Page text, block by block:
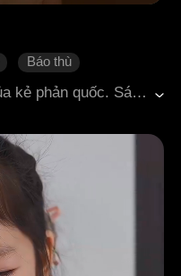
Báo thù
Olivia bị gắn mác là con gái của kẻ phản quốc. Sáu năm trước, cha cô bị vu oan rồi xử tử, còn cô bị đày thành một Omega nô lệ. Trong gia tộc, cô phải chịu đủ mọi cực hình, đặc biệt là từ ba anh em sinh ba Lucas, Alex và Benjamin. Nhưng khi bước sang tuổi mười tám và thức tỉnh, Olivia phát hiện ba người họ lại chính là bạn đời định mệnh của mình. Họ không chỉ từ chối cô mà còn ra sức sỉ nhục, chà đạp cô. Dẫu vậy, Olivia chưa từng từ bỏ, bởi bên trong cô đang ẩn giấu một sức mạnh đặc biệt vô cùng to lớn. Khi những mối đe dọa thực sự xuất hiện, Olivia buộc phải lựa chọn: tiếp tục ôm hận thù, hay đứng ra cứu lấy tất cả.